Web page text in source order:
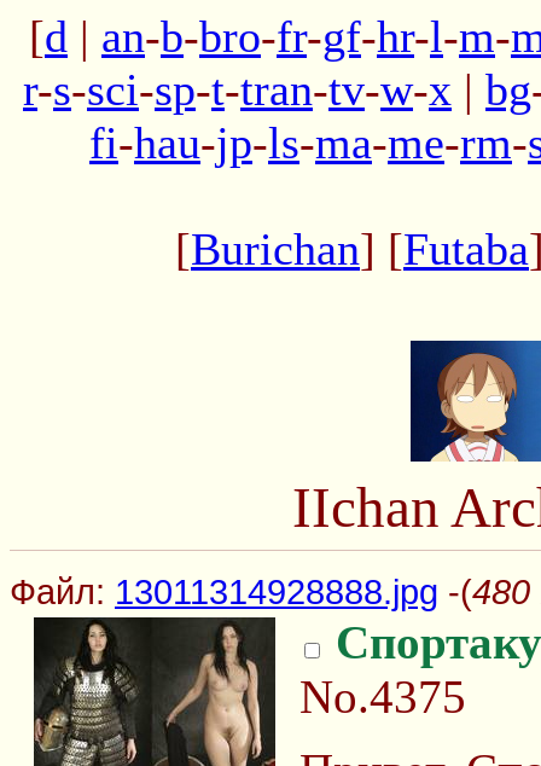
[d | an-b-bro-fr-gf-hr-l-m-
r-s-sci-sp-t-tran-tv-w-x | bg
fi-hau-jp-ls-ma-me-rm-
[Burichan] [Futaba
IIchan
Файл: 13011314928888.jpg -(480
No.4375